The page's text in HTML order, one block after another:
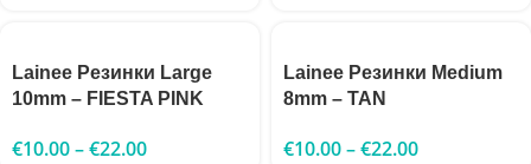
Lainee Резинки Large
10mm – FIESTA PINK
€10.00–€22.00
Lainee Резинки Medium
8mm – TAN
€10.00–€22.00